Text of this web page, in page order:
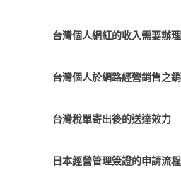
台灣個人網紅的收入需要辦
台灣個人於網路經營銷售之
台灣稅單寄出後的送達效力
日本經營管理簽證的申請流